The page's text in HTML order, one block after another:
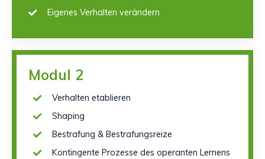
Eigenes Verhalten verändern
Modul 2
Verhalten etablieren
Shaping
Bestrafung & Bestrafungsreize
Kontingente Prozesse des operanten Lernens